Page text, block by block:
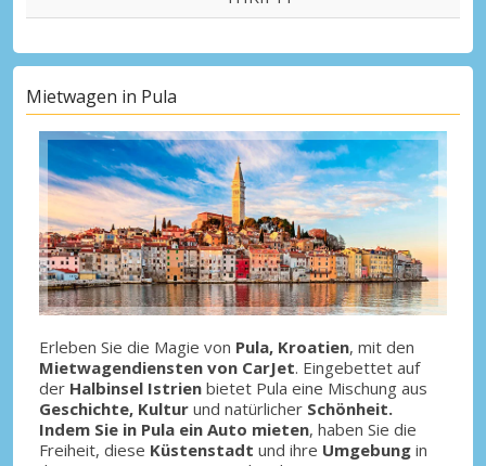
Mietwagen in Pula
Erleben Sie die Magie von Pula, Kroatien, mit den
Mietwagendiensten von CarJet. Eingebettet auf
der Halbinsel Istrien bietet Pula eine Mischung aus
Geschichte, Kultur und natürlicher Schönheit.
Indem Sie in Pula ein Auto mieten, haben Sie die
Freiheit, diese Küstenstadt und ihre Umgebung in